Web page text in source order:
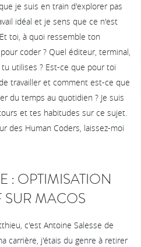
je suis en train d'explorer pas
idéal et je sens que ce n'est
toi, à quoi ressemble ton
coder ? Quel éditeur, terminal,
utilises ? Est-ce que pour toi
travailler et comment est-ce que
du temps au quotidien ? Je suis
et tes habitudes sur ce sujet.
des Human Coders, laissez-moi
: OPTIMISATION
SUR MACOS
c'est Antoine Salesse de
carrière, j'étais du genre à retirer